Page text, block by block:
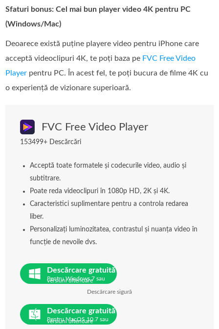
Sfaturi bonus: Cel mai bun player video 4K pentru PC
(Windows/Mac)
Deoarece există puține playere video pentru iPhone care
acceptă videoclipuri 4K, te poți baza pe FVC Free Video
Player pentru PC. În acest fel, te poți bucura de filme 4K cu
o experiență de vizionare superioară.
FVC Free Video Player
153499+ Descărcări
Acceptă toate formatele și codecurile video, audio și
subtitrare.
Poate reda videoclipuri în 1080p HD, 2K și 4K.
Caracteristici suplimentare pentru a controla redarea
liber.
Personalizați luminozitatea, contrastul și nuanța video în
funcție de nevoile dvs.
Descărcare gratuită
Pentru Windows 7 sau
versiuni ulterioare
Descărcare sigură
Descărcare gratuită
Pentru MacOS 10.7 sau
versiuni ulterioare